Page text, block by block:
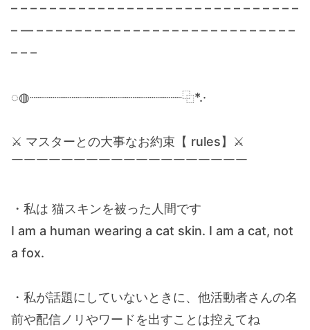
– – – – – – – – – – – – – – – – – – – – – – – – – – – – – –
– — – – – – – – – – – – – – – – – – – – – – – – – – – – –
– – –
◌◍┈┈┈┈┈┈┈┈┈┈┈┈┈┈┈┈┈┈┈┈⿻*.·
⚔ マスターとの大事なお約束【 rules】⚔
￣￣￣￣￣￣￣￣￣￣￣￣￣￣￣￣￣￣￣
・私は 猫スキンを被った人間です
I am a human wearing a cat skin. I am a cat, not
a fox.
・私が話題にしていないときに、他活動者さんの名
前や配信ノリやワードを出すことは控えてね